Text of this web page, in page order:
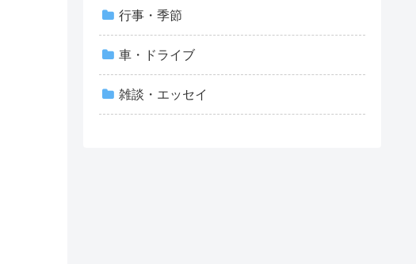
行事・季節
車・ドライブ
雑談・エッセイ